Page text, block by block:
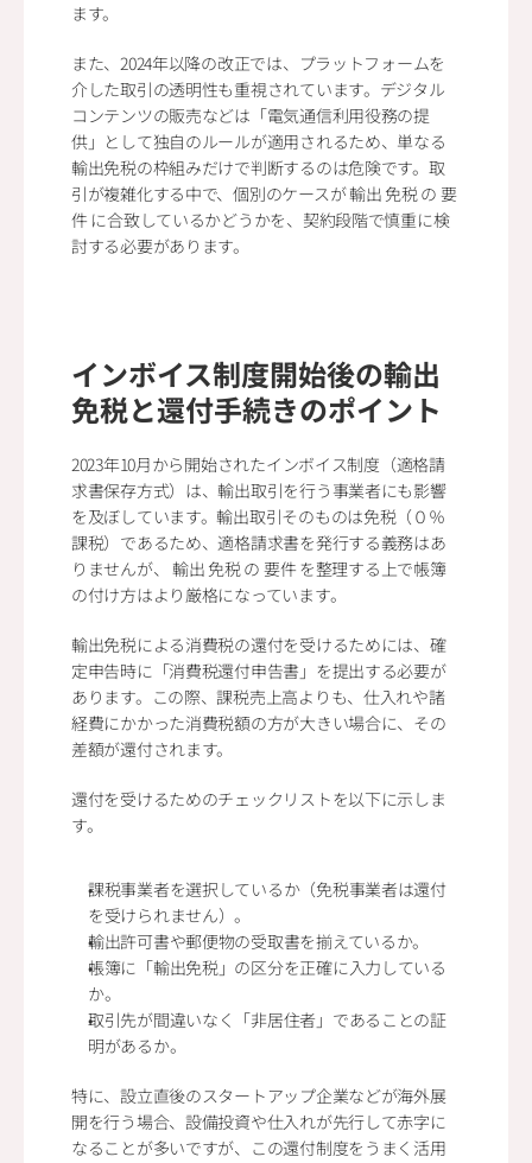
ます。
また、2024年以降の改正では、プラットフォームを
介した取引の透明性も重視されています。デジタル
コンテンツの販売などは「電気通信利用役務の提
供」として独自のルールが適用されるため、単なる
輸出免税の枠組みだけで判断するのは危険です。取
引が複雑化する中で、個別のケースが 輸出 免税 の 要
件 に合致しているかどうかを、契約段階で慎重に検
討する必要があります。
インボイス制度開始後の輸出
免税と還付手続きのポイント
2023年10月から開始されたインボイス制度（適格請
求書保存方式）は、輸出取引を行う事業者にも影響
を及ぼしています。輸出取引そのものは免税（０％
課税）であるため、適格請求書を発行する義務はあ
りませんが、 輸出 免税 の 要件 を整理する上で帳簿
の付け方はより厳格になっています。
輸出免税による消費税の還付を受けるためには、確
定申告時に「消費税還付申告書」を提出する必要が
あります。この際、課税売上高よりも、仕入れや諸
経費にかかった消費税額の方が大きい場合に、その
差額が還付されます。
還付を受けるためのチェックリストを以下に示しま
す。
課税事業者を選択しているか（免税事業者は還付
を受けられません）。
輸出許可書や郵便物の受取書を揃えているか。
帳簿に「輸出免税」の区分を正確に入力している
か。
取引先が間違いなく「非居住者」であることの証
明があるか。
特に、設立直後のスタートアップ企業などが海外展
開を行う場合、設備投資や仕入れが先行して赤字に
なることが多いですが、この還付制度をうまく活用